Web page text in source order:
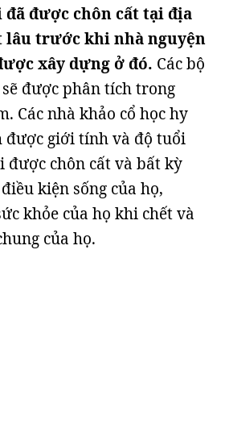
được chôn cất tại địa
lâu trước khi nhà nguyện
xây dựng ở đó. Các bộ
được phân tích trong
Các nhà khảo cổ học hy
được giới tính và độ tuổi
được chôn cất và bất kỳ
kiện sống của họ,
khỏe của họ khi chết và
của họ.